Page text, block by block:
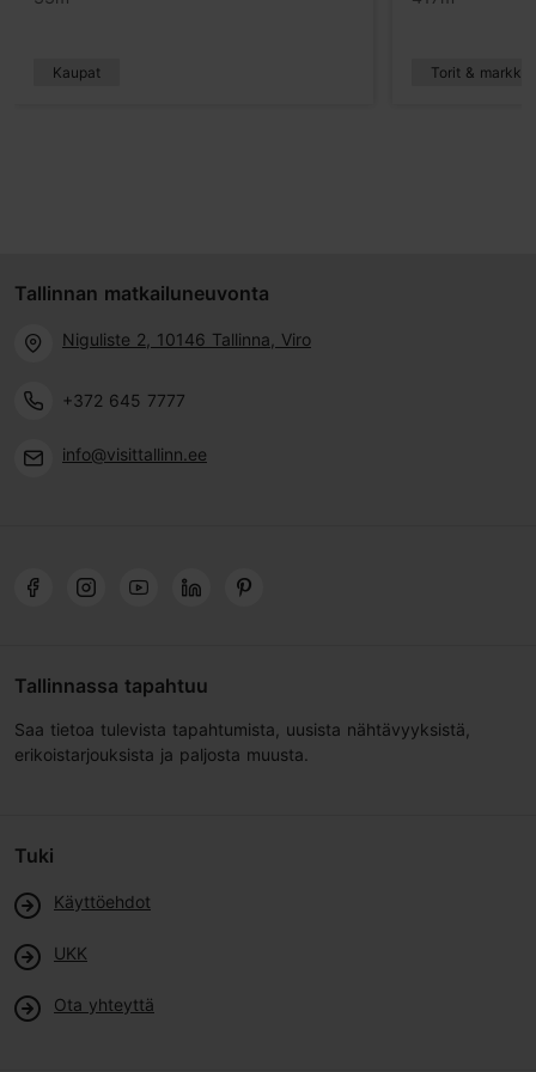
Kaupat Torit &
Tallinnan matkailuneuvonta
Niguliste 2, 10146 Tallinna, Viro
+372 645 7777
info@visittallinn.ee
Tallinnassa tapahtuu
Saa tietoa tulevista tapahtumista, uusista nähtävyyksistä,
erikoistarjouksista ja paljosta muusta.
Tuki
Käyttöehdot
UKK
Ota yhteyttä